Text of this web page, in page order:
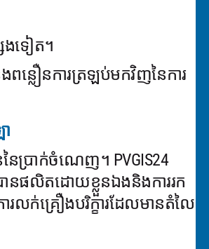
ងទៀត។
ន្លឿនការត្រឡប់មកវិញនៃការ
ៃប្រាក់ចំណេញ។ PVGIS24
ានផលិតដោយខ្លួនឯងនិងការរក
លក់គ្រឿងបរិក្ខារដែលមានតំលៃ